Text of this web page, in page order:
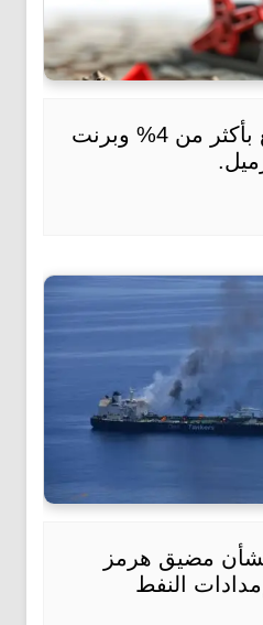
أسعار النفط ترتفع بأكثر من 4% وبرنت
مضيق هرمز
النفط